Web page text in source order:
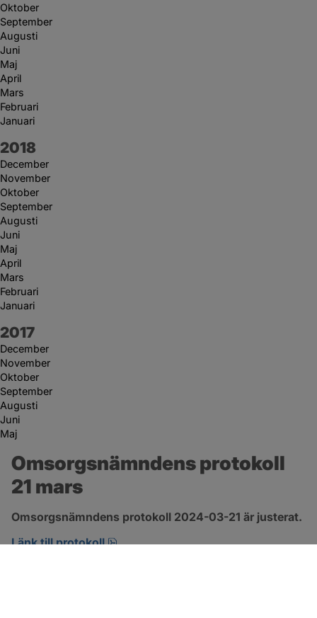
Oktober
September
Augusti
Juni
Maj
April
Mars
Februari
Januari
År:
2018
December
November
Oktober
September
Augusti
Juni
Maj
April
Mars
Februari
Januari
År:
2017
December
November
Oktober
September
Augusti
Juni
Maj
Omsorgsnämndens protokoll
21 mars
Omsorgsnämndens protokoll 2024-03-21 är justerat.
Länk till protokoll
pdf, 274.2 kB, öppnas i nytt fönster.